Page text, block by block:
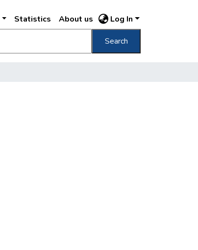
Statistics About us Log In
Search